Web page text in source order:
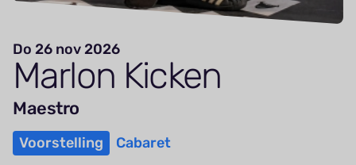
Do 26 nov 2026
Marlon Kicken
Maestro
Voorstelling Cabaret